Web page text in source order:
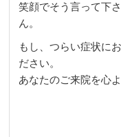
笑顔でそう言って下
ん。
もし、つらい症状に
ださい。
あなたのご来院を心